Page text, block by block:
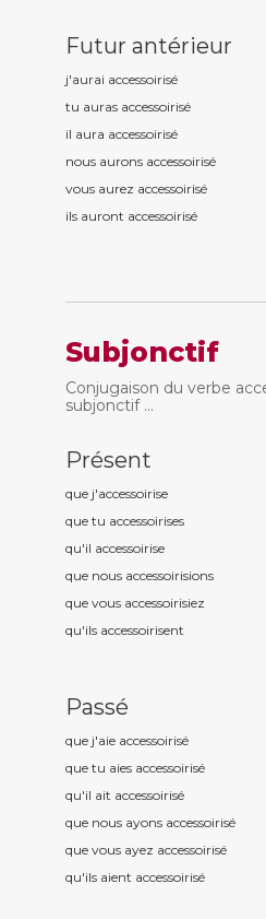
Futur antérieur
j'aurai accessoirisé
tu auras accessoirisé
il aura accessoirisé
nous aurons accessoirisé
vous aurez accessoirisé
ils auront accessoirisé
Subjonctif
Conjugaison du verbe
subjonctif ...
Présent
que j'accessoirise
que tu accessoirises
qu'il accessoirise
que nous accessoirisions
que vous accessoirisiez
qu'ils accessoirisent
Passé
que j'aie accessoirisé
que tu aies accessoirisé
qu'il ait accessoirisé
que nous ayons accessoirisé
que vous ayez accessoirisé
qu'ils aient accessoirisé